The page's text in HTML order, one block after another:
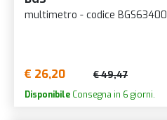
multimetro - codice BGS63400
€ 26,20 € 49,47
Disponibile Consegna in 6 giorni.